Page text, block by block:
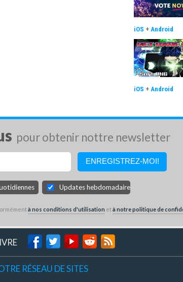
iOS + Android
iOS + Android
pour obtenir nottre newsletter
Updates hebdomadaires
à nos conditions d'utilisation età notre politique de
RÉSEAU DE SITES